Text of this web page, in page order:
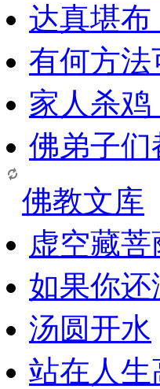
达真堪
有何方
家人杀
佛弟子们
佛教文库
虚空藏
如果你
汤圆开水
站在人